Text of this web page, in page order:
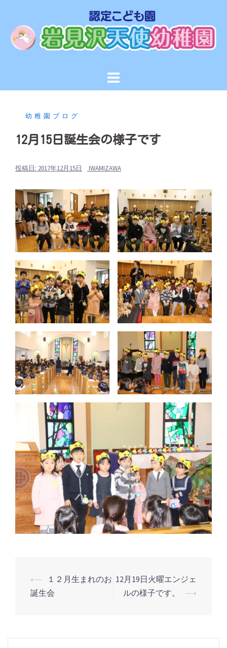
ス
幼稚園ブログ
12月15日誕生会の様子です
投稿日: 2017年12月15日 IWAMIZAWA
投
稿
ビ
⟵
１２月生まれのお
誕生会
12月19日火曜エンジェ
ルの様子です。
⟶